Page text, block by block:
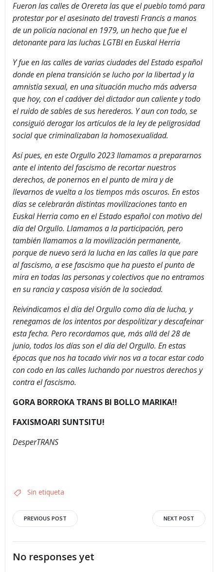
Fueron las calles de Orereta las que el pueblo tomó para
protestar por el asesinato del travesti Francis a manos
de un policía nacional en 1979, un hecho que fue el
detonante para las luchas LGTBI en Euskal Herria
Y fue en las calles de varias ciudades del Estado español
donde en plena transición se lucho por la libertad y la
amnistía sexual, en una situación mucho más adversa
que hoy, con el cadáver del dictador aun caliente y todo
el ruido de sables de sus herederos. Y aun con todo, se
consiguió derogar los artículos de la ley de peligrosidad
social que criminalizaban la homosexualidad.
Así pues, en este Orgullo 2023 llamamos a prepararnos
ante el intento del fascismo de recortar nuestros
derechos, de ponernos en el punto de mira y de
llevarnos de vuelta a los tiempos más oscuros. En estos
días se celebrarán distintas movilizaciones tanto en
Euskal Herria como en el Estado español con motivo del
día del Orgullo. Llamamos a la participación, pero
también llamamos a la movilización permanente,
porque de nuevo será la lucha en las calles la que pare
al fascismo, a ese fascismo que ha puesto el punto de
mira en todas las personas y colectivos que no entramos
en su rancia y casposa visión de la sociedad.
Reivindicamos el día del Orgullo como día de lucha, y
renegamos de los intentos por despolitizar y descafeinar
esta fecha. Pero recordamos que, más allá del 28 de
junio, todos los días son el día del Orgullo. En estas
épocas que nos ha tocado vivir nos va a tocar estar codo
con codo en las calles luchando por nuestros derechos y
contra el fascismo.
GORA BORROKA TRANS BI BOLLO MARIKA!!
FAXISMOARI SUNTSITU!
DesperTRANS
Sin etiqueta
Navegación
por
PREVIOUS POST
Navegación
por
NEXT POST
No responses yet